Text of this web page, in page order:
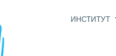
Main
ИНСТИТУТ